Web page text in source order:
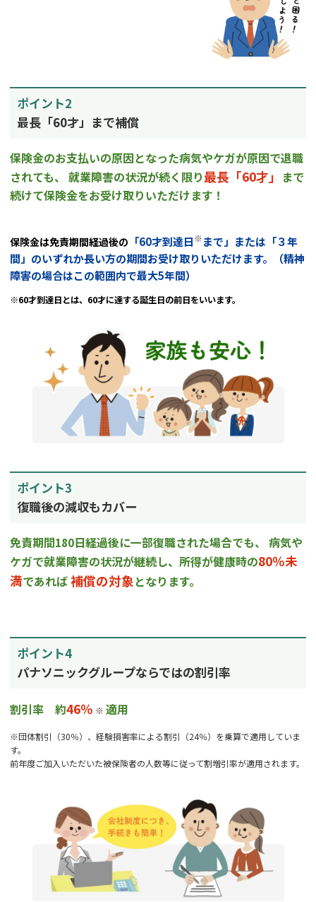
ポイント2
最長「60才」まで補償
保険金のお支払いの原因となった病気やケガが原因で退職
されても、 就業障害の状況が続く限り最長「60才」
まで
続けて保険金をお受け取りいただけます！
保険金は免責期間経過後の 「60才到達日※まで」または「３年
間」のいずれか長い方の期間お受け取りいただけます。（精神
障害の場合はこの範囲内で最大5年間）
※60才到達日とは、60才に達する誕生日の前日をいいます。
ポイント3
復職後の減収もカバー
免責期間180日経過後に一部復職された場合でも、 病気や
ケガで就業障害の状況が継続し、所得が健康時の80％未
満であれば補償の対象となります。
ポイント4
パナソニックグループならではの割引率
割引率 約46％ ※ 適用
※団体割引（30％）、経験損害率による割引（24％）を乗算で適用していま
す。
前年度ご加入いただいた被保険者の人数等に従って割増引率が適用されます。